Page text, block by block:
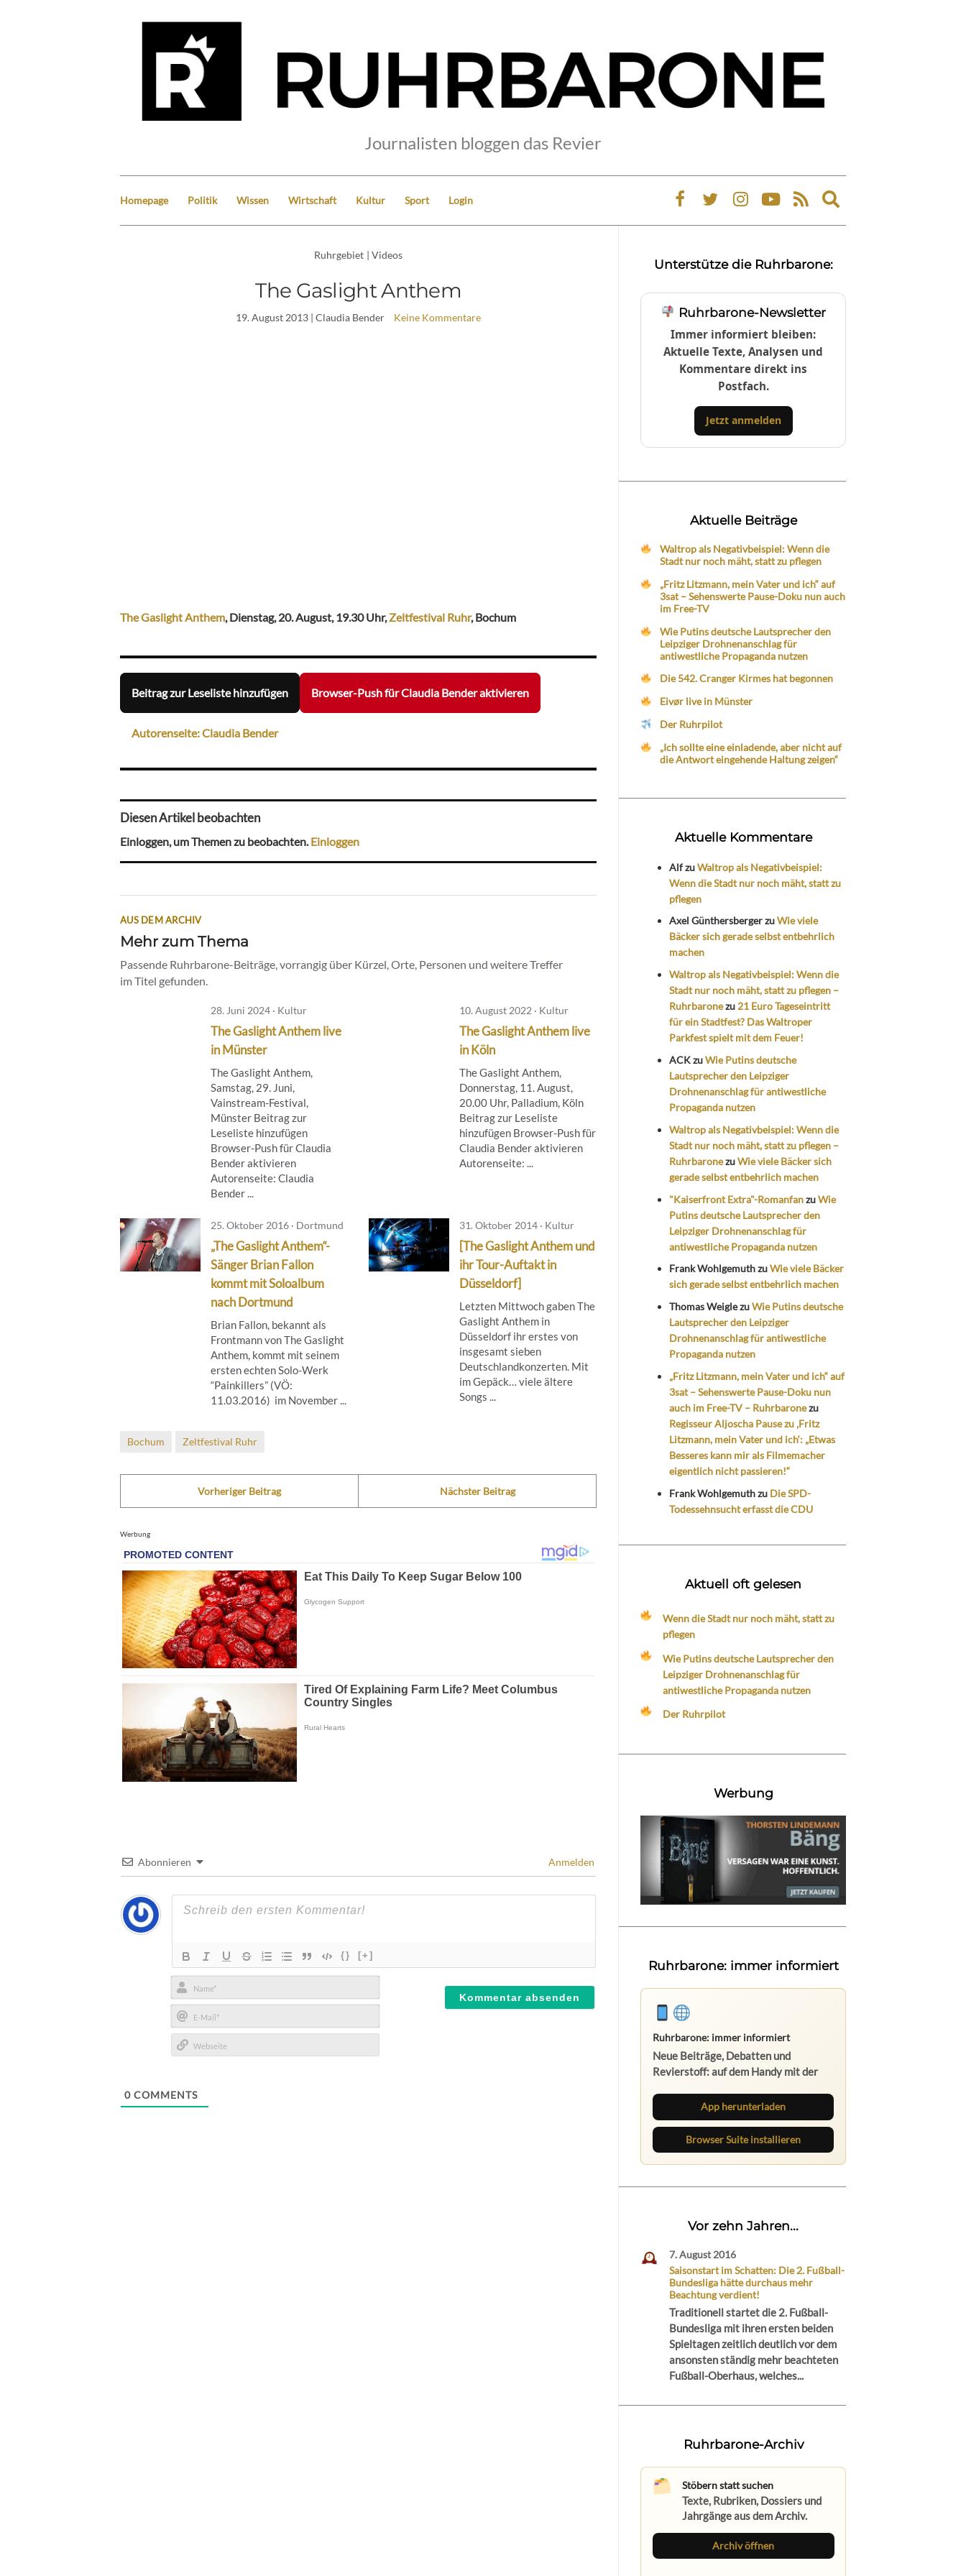
Journalisten bloggen das Revier
Homepage Politik Wissen Wirtschaft Kultur Sport Login
Expand
search
Ruhrgebiet | Videos
The Gaslight Anthem
19. August 2013 | Claudia Bender Keine Kommentare
The Gaslight Anthem, Dienstag, 20. August, 19.30 Uhr, Zeltfestival Ruhr, Bochum
Beitrag zur Leseliste hinzufügen Browser-Push für Claudia Bender aktivieren
Autorenseite: Claudia Bender
Diesen Artikel beobachten
Einloggen, um Themen zu beobachten.Einloggen
AUS DEM ARCHIV
Mehr zum Thema
Passende Ruhrbarone-Beiträge, vorrangig über Kürzel, Orte, Personen und weitere Treffer
im Titel gefunden.
28. Juni 2024 · Kultur
The Gaslight Anthem live
in Münster
The Gaslight Anthem,
Samstag, 29. Juni,
Vainstream-Festival,
Münster Beitrag zur
Leseliste hinzufügen
Browser-Push für Claudia
Bender aktivieren
Autorenseite: Claudia
Bender ...
10. August 2022 · Kultur
The Gaslight Anthem live
in Köln
The Gaslight Anthem,
Donnerstag, 11. August,
20.00 Uhr, Palladium, Köln
Beitrag zur Leseliste
hinzufügen Browser-Push für
Claudia Bender aktivieren
Autorenseite: ...
25. Oktober 2016 · Dortmund
„The Gaslight Anthem“-
Sänger Brian Fallon
kommt mit Soloalbum
nach Dortmund
Brian Fallon, bekannt als
Frontmann von The Gaslight
Anthem, kommt mit seinem
ersten echten Solo-Werk
“Painkillers” (VÖ:
11.03.2016) im November ...
31. Oktober 2014 · Kultur
[The Gaslight Anthem und
ihr Tour-Auftakt in
Düsseldorf]
Letzten Mittwoch gaben The
Gaslight Anthem in
Düsseldorf ihr erstes von
insgesamt sieben
Deutschlandkonzerten. Mit
im Gepäck… viele ältere
Songs ...
Bochum Zeltfestival Ruhr
Vorheriger Beitrag Nächster Beitrag
Werbung
Abonnieren Anmelden
{} [+]
Name*
E-
Mail*
0 COMMENTS
Unterstütze die Ruhrbarone:
Ruhrbarone-Newsletter
Immer informiert bleiben:
Aktuelle Texte, Analysen und
Kommentare direkt ins
Postfach.
Jetzt anmelden
Aktuelle Beiträge
Waltrop als Negativbeispiel: Wenn die
Stadt nur noch mäht, statt zu pflegen
„Fritz Litzmann, mein Vater und ich“ auf
3sat – Sehenswerte Pause-Doku nun auch
im Free-TV
Wie Putins deutsche Lautsprecher den
Leipziger Drohnenanschlag für
antiwestliche Propaganda nutzen
Die 542. Cranger Kirmes hat begonnen
Eivør live in Münster
Der Ruhrpilot
„Ich sollte eine einladende, aber nicht auf
die Antwort eingehende Haltung zeigen“
Aktuelle Kommentare
AlfzuWaltrop als Negativbeispiel:
Wenn die Stadt nur noch mäht, statt zu
pflegen
Axel GünthersbergerzuWie viele
Bäcker sich gerade selbst entbehrlich
machen
Waltrop als Negativbeispiel: Wenn die
Stadt nur noch mäht, statt zu pflegen –
Ruhrbaronezu 21 Euro Tageseintritt
für ein Stadtfest? Das Waltroper
Parkfest spielt mit dem Feuer!
ACKzuWie Putins deutsche
Lautsprecher den Leipziger
Drohnenanschlag für antiwestliche
Propaganda nutzen
Waltrop als Negativbeispiel: Wenn die
Stadt nur noch mäht, statt zu pflegen –
RuhrbaronezuWie viele Bäcker sich
gerade selbst entbehrlich machen
"Kaiserfront Extra"-RomanfanzuWie
Putins deutsche Lautsprecher den
Leipziger Drohnenanschlag für
antiwestliche Propaganda nutzen
Frank WohlgemuthzuWie viele Bäcker
sich gerade selbst entbehrlich machen
Thomas WeiglezuWie Putins deutsche
Lautsprecher den Leipziger
Drohnenanschlag für antiwestliche
Propaganda nutzen
„Fritz Litzmann, mein Vater und ich“ auf
3sat – Sehenswerte Pause-Doku nun
auch im Free-TV – Ruhrbaronezu
Regisseur Aljoscha Pause zu ‚Fritz
Litzmann, mein Vater und ich‘: „Etwas
Besseres kann mir als Filmemacher
eigentlich nicht passieren!“
Frank Wohlgemuthzu Die SPD-
Todessehnsucht erfasst die CDU
Aktuell oft gelesen
Wenn die Stadt nur noch mäht, statt zu
pflegen
Wie Putins deutsche Lautsprecher den
Leipziger Drohnenanschlag für
antiwestliche Propaganda nutzen
Der Ruhrpilot
Werbung
Ruhrbarone: immer informiert
Ruhrbarone: immer informiert
Neue Beiträge, Debatten und
Revierstoff: auf dem Handy mit der
Suite.
App herunterladen
Browser Suite installieren
Vor zehn Jahren...
7. August 2016
Saisonstart im Schatten: Die 2. Fußball-
Bundesliga hätte durchaus mehr
Beachtung verdient!
Traditionell startet die 2. Fußball-
Bundesliga mit ihren ersten beiden
Spieltagen zeitlich deutlich vor dem
ansonsten ständig mehr beachteten
Fußball-Oberhaus, welches...
Ruhrbarone-Archiv
Stöbern statt suchen
Texte, Rubriken, Dossiers und
Jahrgänge aus dem Archiv.
Archiv öffnen